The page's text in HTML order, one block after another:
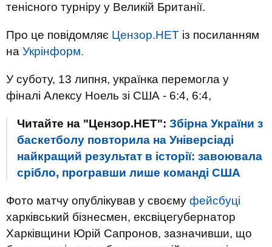
тенісного турніру у Великій Британії.
Про це повідомляє Цензор.НЕТ із посиланням
на Укрінформ.
У суботу, 13 липня, українка перемогла у
фіналі Алексу Ноель зі США - 6:4, 6:4,
Читайте на "Цензор.НЕТ": Збірна України з
баскетболу повторила на Універсіаді
найкращий результат в історії: завоювала
срібло, програвши лише команді США
Фото матчу опублікував у своєму фейсбуці
харківський бізнесмен, ексвіцегубернатор
Харківщини Юрій Сапронов, зазначивши, що